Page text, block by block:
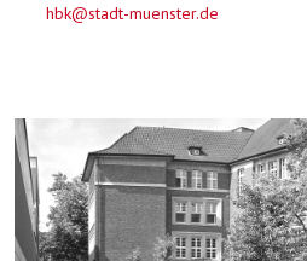
hbk@stadt-muenster.de